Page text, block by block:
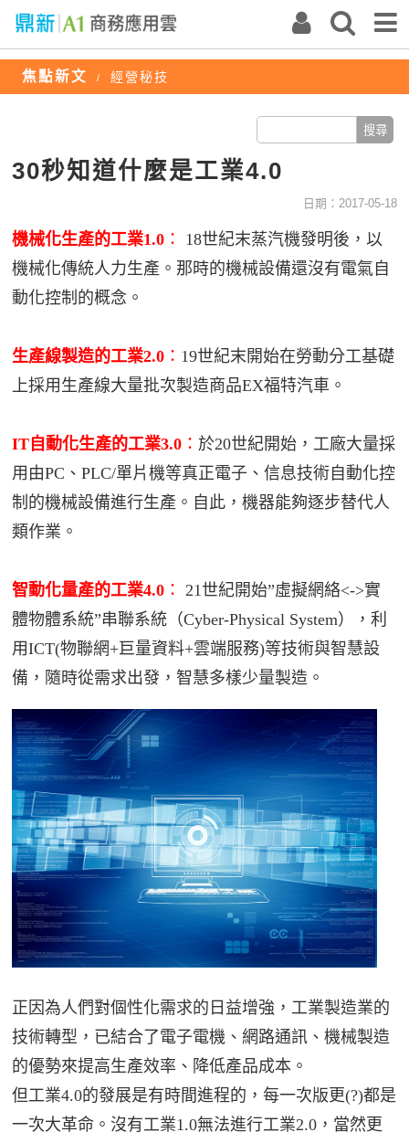
焦點新文 / 經營秘技
30秒知道什麼是工業4.0
日期：2017-05-18
機械化生產的工業1.0 ：
18世紀末蒸汽機發明後，以
機械化傳統人力生產。那時的機械設備還沒有電氣自
動化控制的概念。
生產線製造的工業2.0 ： 19世紀末開始在勞動分工基礎
上採用生產線大量批次製造商品EX福特汽車。
IT自動化生產的工業3.0 ： 於20世紀開始，工廠大量採
用由PC、PLC/單片機等真正電子、信息技術自動化控
制的機械設備進行生產。自此，機器能夠逐步替代人
類作業。
智動化量產的工業4.0 ：
21世紀開始”虛擬網絡<->實
體物體系統”串聯系統（Cyber-Physical System），利
用ICT(物聯網+巨量資料+雲端服務)等技術與智慧設
備，隨時從需求出發，智慧多樣少量製造。
正因為人們對個性化需求的日益增強，工業製造業的
技術轉型，已結合了電子電機、網路通訊、機械製造
的優勢來提高生產效率、降低產品成本。
但工業4.0的發展是有時間進程的，每一次版更(?)都是
一次大革命。沒有工業1.0無法進行工業2.0，當然更